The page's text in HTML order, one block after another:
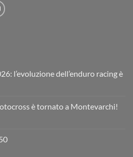
l’evoluzione dell’enduro racing è
è tornato a Montevarchi!